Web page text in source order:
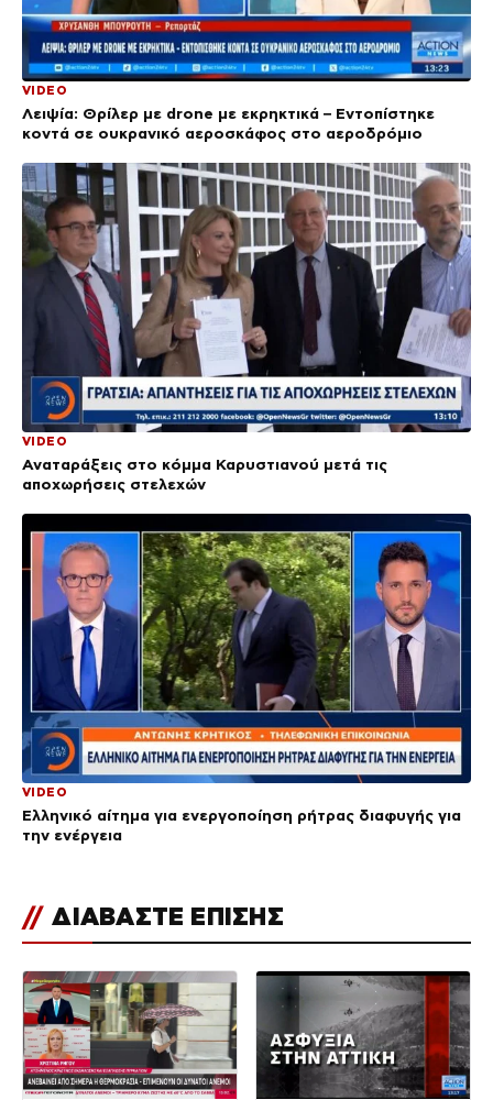
VIDEO
Λειψία: Θρίλερ με drone με εκρηκτικά – Εντοπίστηκε
κοντά σε ουκρανικό αεροσκάφος στο αεροδρόμιο
VIDEO
Αναταράξεις στο κόμμα Καρυστιανού μετά τις
αποχωρήσεις στελεχών
VIDEO
Ελληνικό αίτημα για ενεργοποίηση ρήτρας διαφυγής για
την ενέργεια
// ΔΙΑΒΑΣΤΕ ΕΠΙΣΗΣ